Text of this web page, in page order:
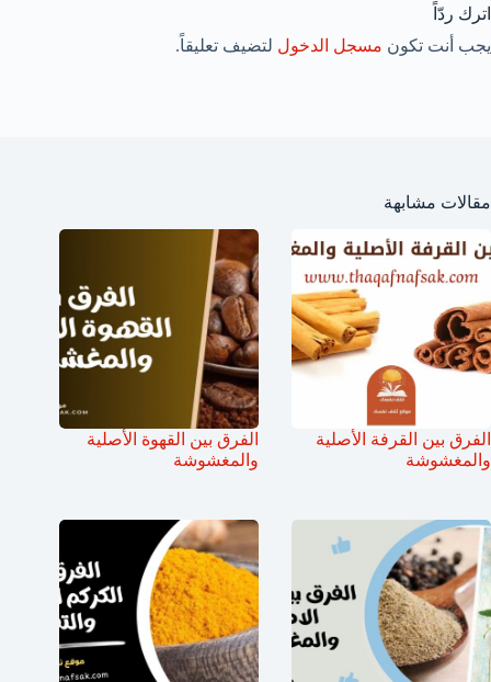
اترك ردّاً
يجب أنت تكون مسجل الدخول لتضيف تعليقاً.
مقالات مشابهة
الفرق بين القرفة الأصلية
والمغشوشة
الفرق بين القهوة الأصلية
والمغشوشة